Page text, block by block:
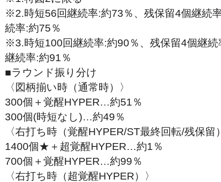
※2.時短56回継続率:約73％、残保留4個継続
続率:約75％
※3.時短100回継続率:約90％、残保留4個継
継続率:約91％
■ラウンド振り分け
〈図柄揃い時（通常時）〉
300個＋覚醒HYPER…約51％
300個(時短なし)…約49％
〈右打ち時（覚醒HYPER/ST最終回転/残保
1400個★＋超覚醒HYPER…約1％
700個＋覚醒HYPER…約99％
〈右打ち時（超覚醒HYPER）〉